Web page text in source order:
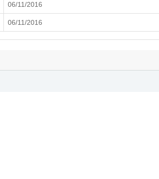
06/11/2016
06/11/2016